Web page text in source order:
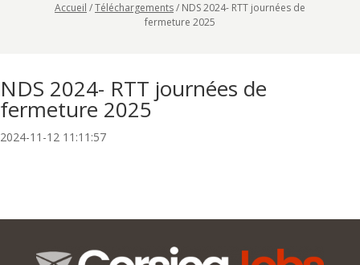
Accueil /Téléchargements/ NDS 2024- RTT journées de
fermeture 2025
NDS 2024- RTT journées de
fermeture 2025
2024-11-12 11:11:57